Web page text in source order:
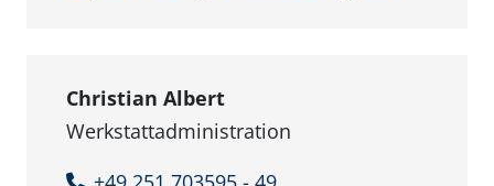
Christian Albert
Werkstattadministration